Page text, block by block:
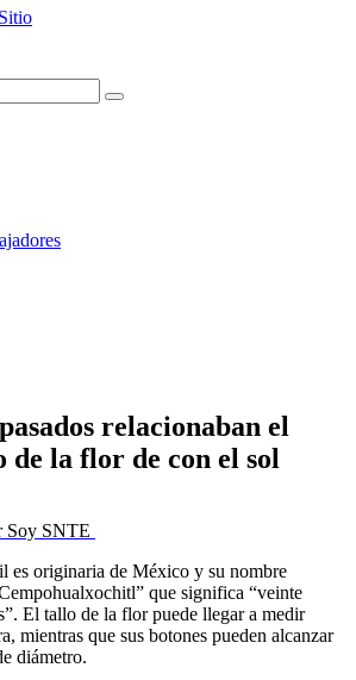
relacionaban el
la flor de con el sol
Soy SNTE
es originaria de México y su nombre
que significa “veinte
El tallo de la flor puede llegar a medir
mientras que sus botones pueden alcanzar
diámetro.